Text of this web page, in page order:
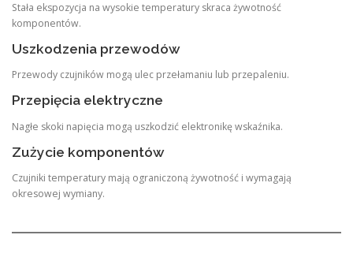
Stała ekspozycja na wysokie temperatury skraca żywotność
komponentów.
Uszkodzenia przewodów
Przewody czujników mogą ulec przełamaniu lub przepaleniu.
Przepięcia elektryczne
Nagłe skoki napięcia mogą uszkodzić elektronikę wskaźnika.
Zużycie komponentów
Czujniki temperatury mają ograniczoną żywotność i wymagają
okresowej wymiany.